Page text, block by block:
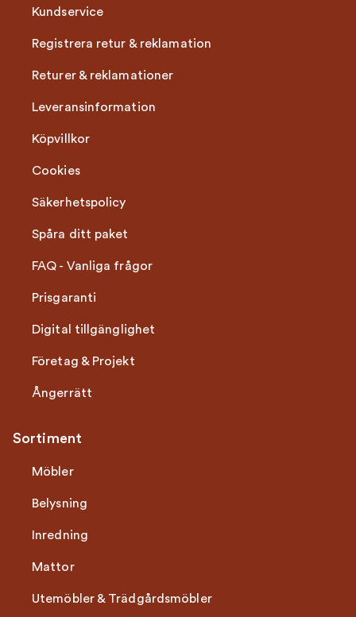
Kundservice
Registrera retur & reklamation
Returer & reklamationer
Leveransinformation
Köpvillkor
Cookies
Säkerhetspolicy
Spåra ditt paket
FAQ - Vanliga frågor
Prisgaranti
Digital tillgänglighet
Företag & Projekt
Ångerrätt
Sortiment
Möbler
Belysning
Inredning
Mattor
Utemöbler & Trädgårdsmöbler